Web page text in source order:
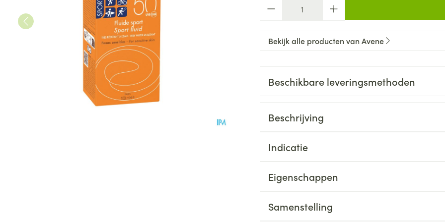
Bekijk alle producten van Avene
Beschikbare leveringsmethoden
Beschrijving
Indicatie
Eigenschappen
Samenstelling